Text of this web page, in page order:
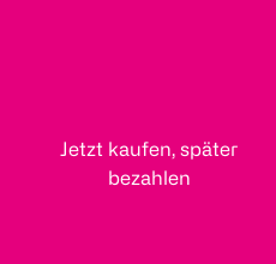
Jetzt kaufen, später
bezahlen